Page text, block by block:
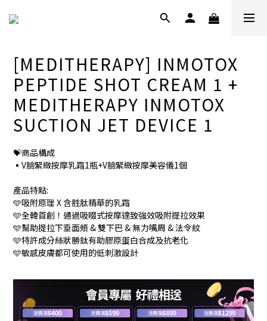
[MEDITHERAPY] INMOTOX
PEPTIDE SHOT CREAM 1 +
MEDITHERAPY INMOTOX
SUCTION JET DEVICE 1
💝商品構成
▪️V臉緊緻按摩乳霜1瓶+V臉緊緻按摩美容儀1個
產品特點:
🩵吸附原理 X 含胜肽精華的乳霜
🩵全韓首創！通過吸啜式按摩達致強效吸附提拉效果
🩵幫助提拉下垂面頰 & 雙下巴 & 無力嘴周 & 法令紋
🩵特許成分絲狀勝鈦有助膠原蛋白合成及抗老化
🩵敏感皮膚都可使用的低刺激設計